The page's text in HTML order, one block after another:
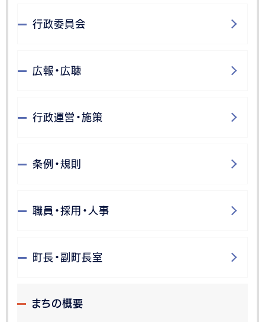
行政委員会
広報・広聴
行政運営・施策
条例・規則
職員・採用・人事
町長・副町長室
まちの概要